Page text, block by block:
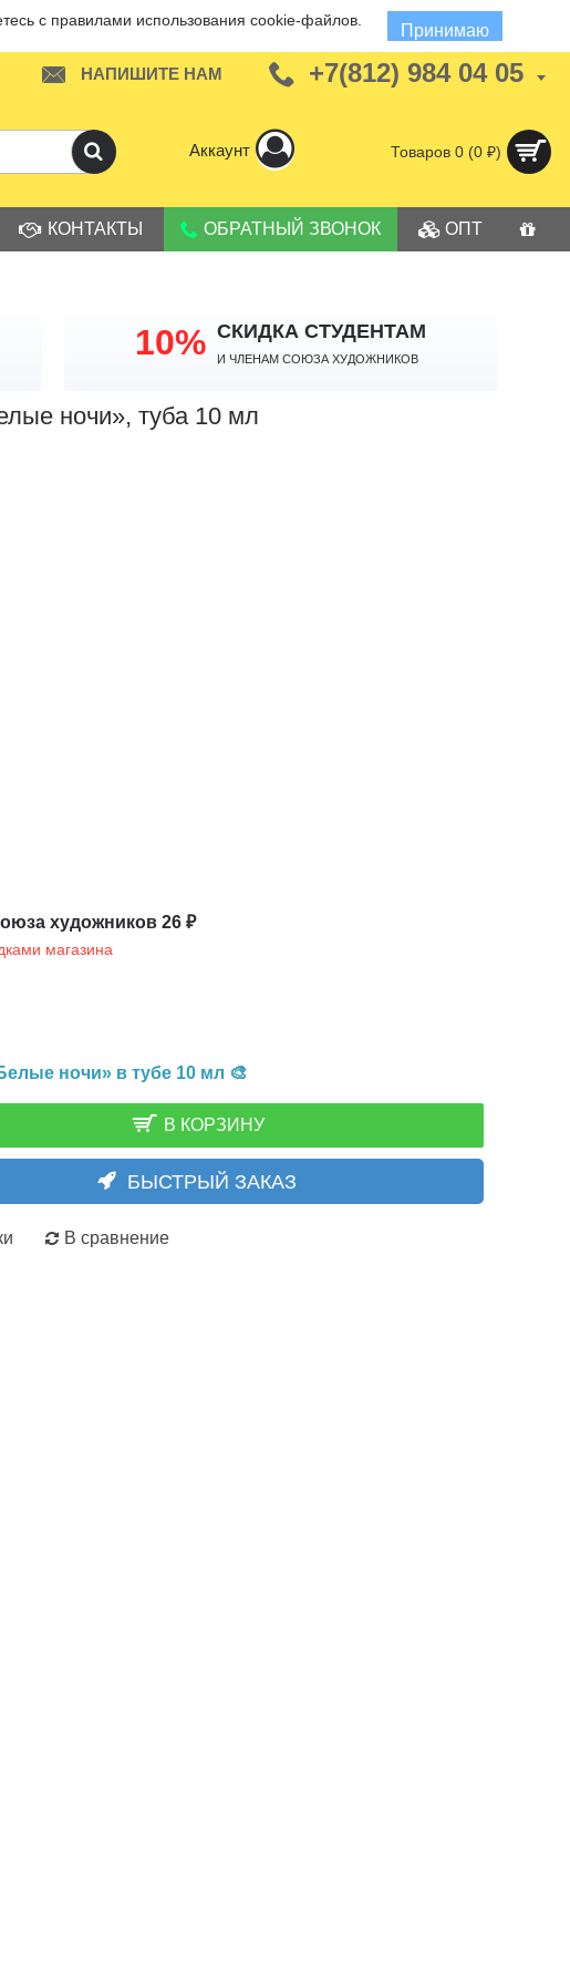
с правилами использования cookie-файлов.
Принимаю
НАПИШИТЕ НАМ +7(812) 984 04 05
Аккаунт Товаров 0 (0 ₽)
КОНТАКТЫ ОБРАТНЫЙ ЗВОНОК ОПТ
10% СКИДКА СТУДЕНТАМ
И членам Союза Художников
ночи», туба 10 мл
художников 26 ₽
магазина
ночи» в тубе 10 мл 🎨
В КОРЗИНУ
БЫСТРЫЙ ЗАКАЗ
В сравнение